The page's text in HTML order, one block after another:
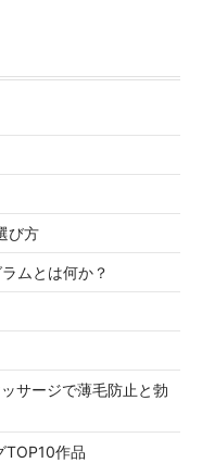
び方
ムとは何か？
サージで薄毛防止と勃
TOP10作品